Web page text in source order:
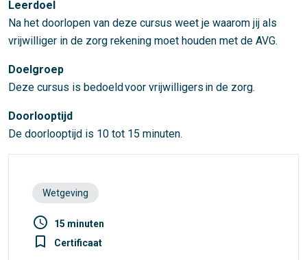
Leerdoel
Na het doorlopen van deze cursus weet je waarom jij als
vrijwilliger in de zorg rekening moet houden met de AVG.
Doelgroep
Deze cursus is bedoeld voor vrijwilligers in de zorg.
Doorlooptijd
De doorlooptijd is 10 tot 15 minuten.
Wetgeving
access_time 15 minuten
turned_in_not Certificaat